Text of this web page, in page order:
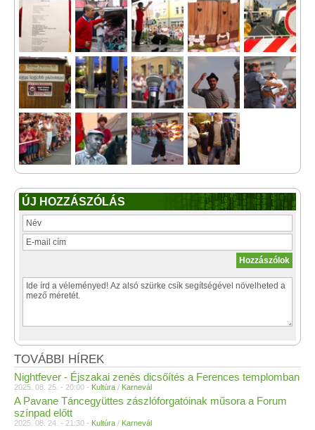
ÚJ HOZZÁSZÓLÁS
TOVÁBBI HÍREK
Nightfever - Éjszakai zenés dicsőítés a Ferences templomban
2025. 08. 25. - 20:00 - Kultúra / Karnevál
A Pavane Táncegyüttes zászlóforgatóinak műsora a Forum
színpad előtt
2025. 08. 24. - 21:30 - Kultúra / Karnevál